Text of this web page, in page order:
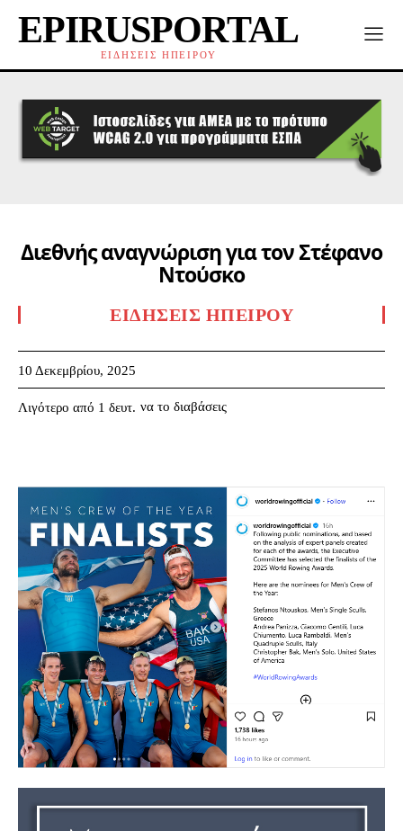
EPIRUSPORTAL
ΕΙΔΗΣΕΙΣ ΗΠΕΙΡΟΥ
Διεθνής αναγνώριση για τον Στέφανο
Ντούσκο
ΕΙΔΉΣΕΙΣ ΗΠΕΊΡΟΥ
10 Δεκεμβρίου, 2025
Λιγότερο από 1 δευτ. να το διαβάσεις